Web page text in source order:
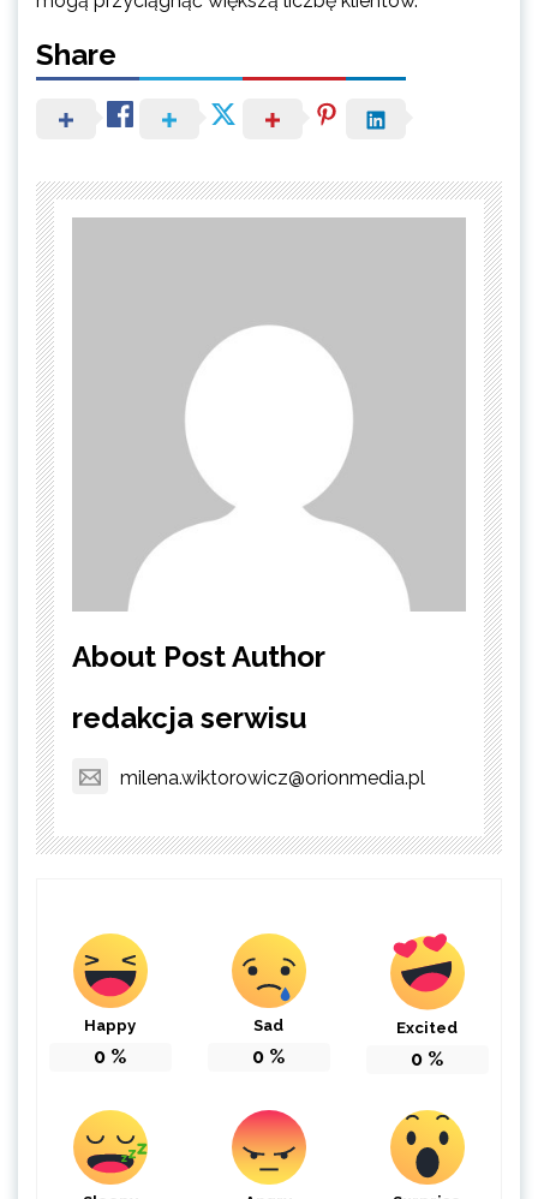
Share
About Post Author
redakcja serwisu
milena.wiktorowicz@orionmedia.pl
Happy
0 %
Sad
0 %
Excited
0 %